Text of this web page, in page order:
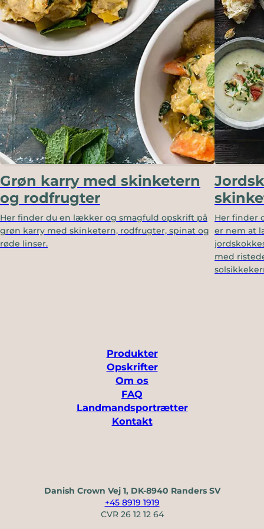
Grøn karry med skinketern
og rodfrugter
Her finder du en lækker og smagfuld opskrift på
grøn karry med skinketern, rodfrugter, spinat og
røde linser.
Her finder
er nem at
med
Produkter
Opskrifter
Om os
FAQ
Landmandsportrætter
Kontakt
Danish Crown Vej 1, DK-8940 Randers SV
+45 8919 1919
CVR 26 12 12 64